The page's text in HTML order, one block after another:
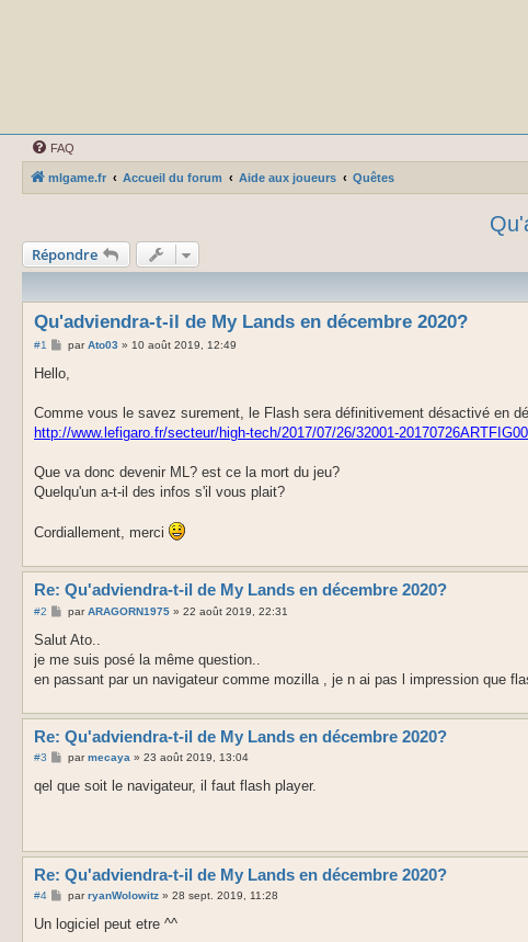
FAQ
mlgame.fr Accueil du forum Aide aux joueurs Quêtes
Répondre
Qu'adviendra-t-il de My Lands en décembre 2020?
#1
M
s
s
g
parAto03 » 10 août 2019, 12:49
Hello,
Comme vous le savez surement, le Flash sera définitivement désactivé en
http://www.lefigaro.fr/secteur/high-tech/2017/07/26/32001-
Que va donc devenir ML? est ce la mort du jeu?
Quelqu'un a-t-il des infos s'il vous plait?
Cordiallement, merci
Re: Qu'adviendra-t-il de My Lands en décembre 2020?
#2
M
s
a
g
parARAGORN1975» 22 août 2019, 22:31
Salut Ato..
je me suis posé la même question..
en passant par un navigateur comme mozilla , je n ai pas l impression que
Re: Qu'adviendra-t-il de My Lands en décembre 2020?
#3
M
s
s
parmecaya » 23 août 2019, 13:04
qel que soit le navigateur, il faut flash player.
Re: Qu'adviendra-t-il de My Lands en décembre 2020?
#4
M
s
s
parryanWolowitz» 28 sept. 2019, 11:28
Un logiciel peut etre ^^